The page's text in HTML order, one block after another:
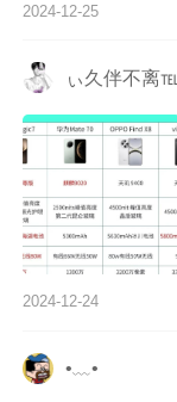
2024-12-25
ぃ久伴不离℡
2024-12-24
•﹏•